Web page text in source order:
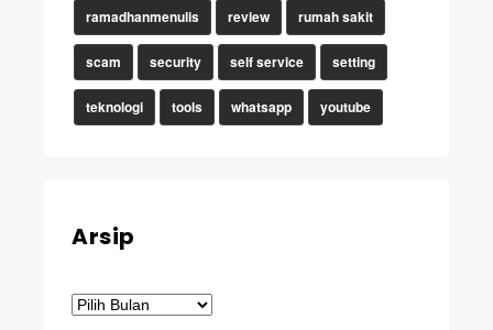
ramadhanmenulis review rumah sakit
scam security self service setting
teknologi tools whatsapp youtube
Arsip
Arsip